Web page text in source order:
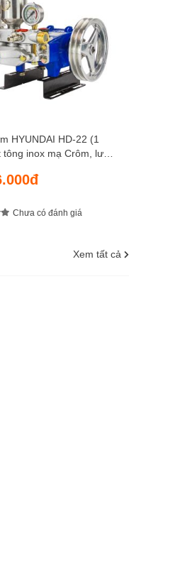
HYUNDAI HD-22 (1
Crôm, lưu
Chưa có đánh giá
Xem tất cả